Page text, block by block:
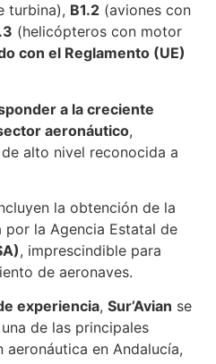
turbina), B1.2 (aviones con
(helicópteros con motor
con el Reglamento (UE)
a la creciente
aeronáutico,
alto nivel reconocida a
la obtención de la
la Agencia Estatal de
, imprescindible para
de aeronaves.
experiencia, Sur’Avian se
de las principales
en Andalucía,